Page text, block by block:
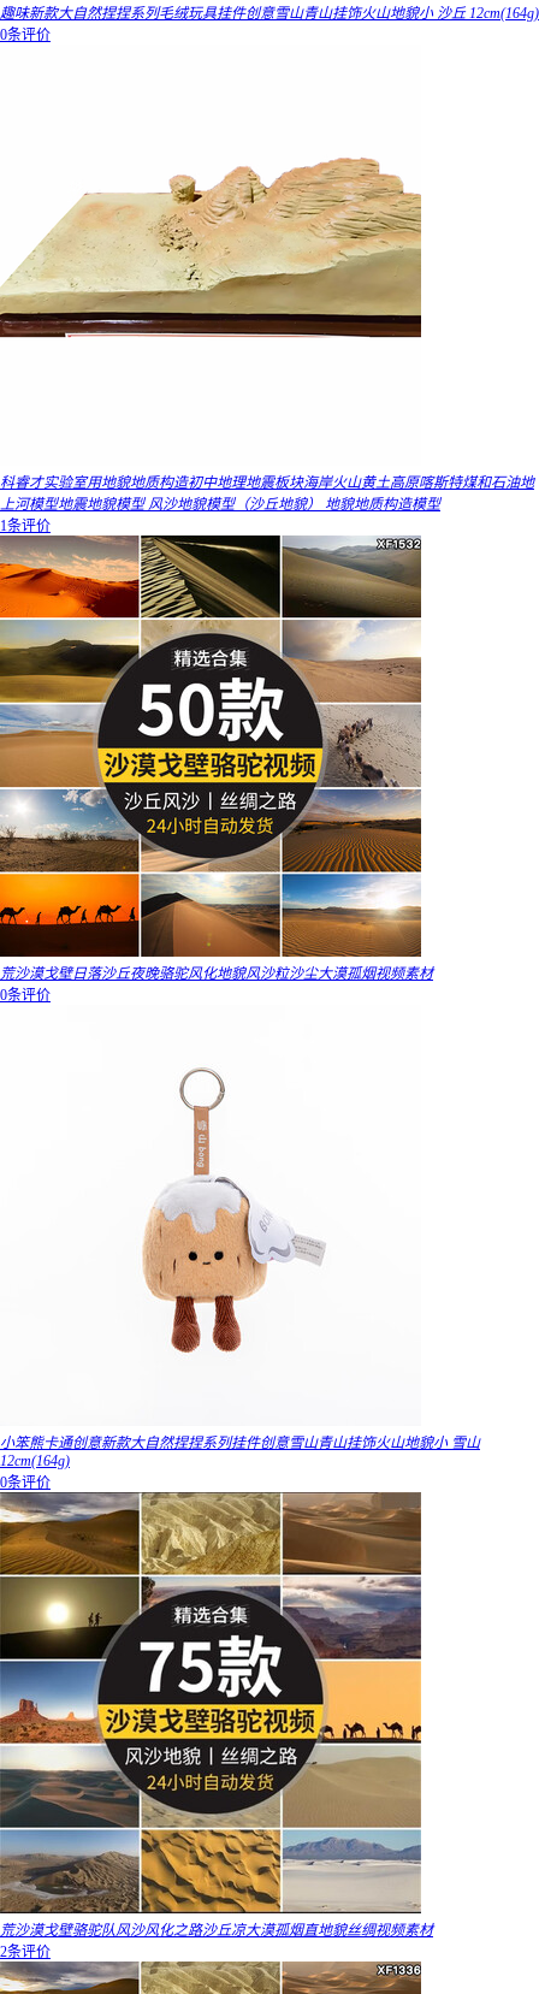
趣味新款大自然捏捏系列毛绒玩具挂件创意雪山青山挂饰火山地貌小 沙丘 12cm(164g)
0条评价
科睿才实验室用地貌地质构造初中地理地震板块海岸火山黄土高原喀斯特煤和石油地
上河模型地震地貌模型 风沙地貌模型（沙丘地貌） 地貌地质构造模型
1条评价
荒沙漠戈壁日落沙丘夜晚骆驼风化地貌风沙粒沙尘大漠孤烟视频素材
0条评价
小笨熊卡通创意新款大自然捏捏系列挂件创意雪山青山挂饰火山地貌小 雪山
12cm(164g)
0条评价
荒沙漠戈壁骆驼队风沙风化之路沙丘凉大漠孤烟直地貌丝绸视频素材
2条评价